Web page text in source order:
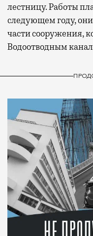
лестницу. Работы
следующем году,
части сооружения,
Водоотводным